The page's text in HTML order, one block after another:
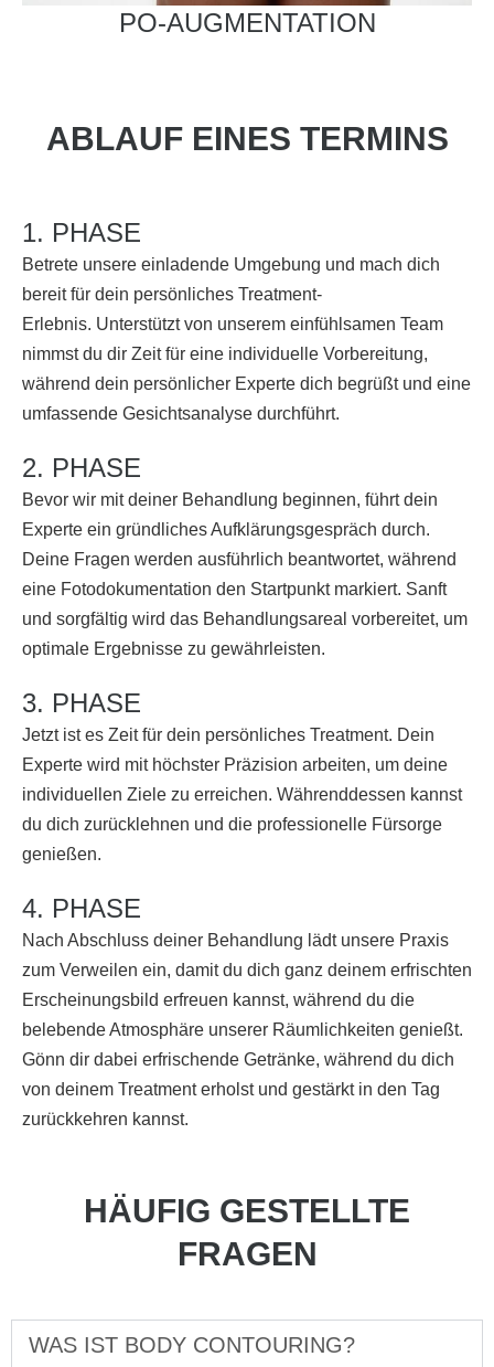
PO-AUGMENTATION
ABLAUF EINES TERMINS
1. PHASE
Betrete unsere einladende Umgebung und mach dich
bereit für dein persönliches Treatment-
Erlebnis. Unterstützt von unserem einfühlsamen Team
nimmst du dir Zeit für eine individuelle Vorbereitung,
während dein persönlicher Experte dich begrüßt und eine
umfassende Gesichtsanalyse durchführt.
2. PHASE
Bevor wir mit deiner Behandlung beginnen, führt dein
Experte ein gründliches Aufklärungsgespräch durch.
Deine Fragen werden ausführlich beantwortet, während
eine Fotodokumentation den Startpunkt markiert. Sanft
und sorgfältig wird das Behandlungsareal vorbereitet, um
optimale Ergebnisse zu gewährleisten.
3. PHASE
Jetzt ist es Zeit für dein persönliches Treatment. Dein
Experte wird mit höchster Präzision arbeiten, um deine
individuellen Ziele zu erreichen. Währenddessen kannst
du dich zurücklehnen und die professionelle Fürsorge
genießen.
4. PHASE
Nach Abschluss deiner Behandlung lädt unsere Praxis
zum Verweilen ein, damit du dich ganz deinem erfrischten
Erscheinungsbild erfreuen kannst, während du die
belebende Atmosphäre unserer Räumlichkeiten genießt.
Gönn dir dabei erfrischende Getränke, während du dich
von deinem Treatment erholst und gestärkt in den Tag
zurückkehren kannst.
HÄUFIG GESTELLTE
FRAGEN
WAS IST BODY CONTOURING?